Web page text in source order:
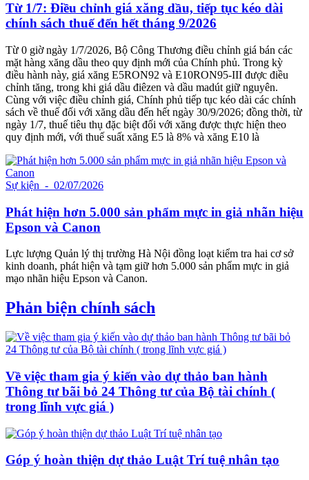
Từ 1/7: Điều chỉnh giá xăng dầu, tiếp tục kéo dài
chính sách thuế đến hết tháng 9/2026
Từ 0 giờ ngày 1/7/2026, Bộ Công Thương điều chỉnh giá bán các
mặt hàng xăng dầu theo quy định mới của Chính phủ. Trong kỳ
điều hành này, giá xăng E5RON92 và E10RON95-III được điều
chỉnh tăng, trong khi giá dầu điêzen và dầu madút giữ nguyên.
Cùng với việc điều chỉnh giá, Chính phủ tiếp tục kéo dài các chính
sách về thuế đối với xăng dầu đến hết ngày 30/9/2026; đồng thời, từ
ngày 1/7, thuế tiêu thụ đặc biệt đối với xăng được thực hiện theo
quy định mới, với thuế suất xăng E5 là 8% và xăng E10 là
Sự kiện - 02/07/2026
Phát hiện hơn 5.000 sản phẩm mực in giả nhãn hiệu
Epson và Canon
Lực lượng Quản lý thị trường Hà Nội đồng loạt kiểm tra hai cơ sở
kinh doanh, phát hiện và tạm giữ hơn 5.000 sản phẩm mực in giả
mạo nhãn hiệu Epson và Canon.
Phản biện chính sách
Về việc tham gia ý kiến vào dự thảo ban hành
Thông tư bãi bỏ 24 Thông tư của Bộ tài chính (
trong lĩnh vực giá )
Góp ý hoàn thiện dự thảo Luật Trí tuệ nhân tạo